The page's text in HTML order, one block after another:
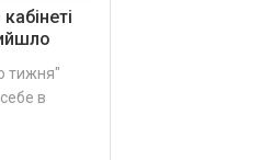
тижня"
в